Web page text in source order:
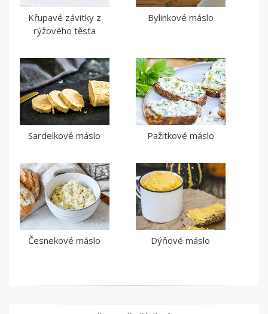
Křupavé závitky z
rýžového těsta
Bylinkové máslo
Sardelkové máslo Pažitkové máslo
Česnekové máslo Dýňové máslo